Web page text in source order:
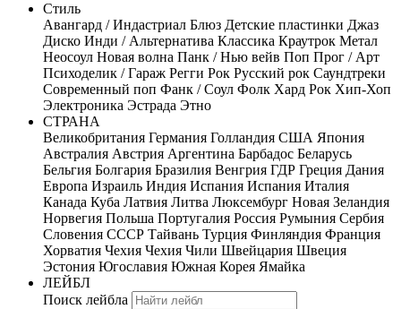
Стиль
Авангард / Индастриал Блюз Детские пластинки Джаз
Диско Инди / Альтернатива Классика Краутрок Метал
Неосоул Новая волна Панк / Нью вейв Поп Прог / Арт
Психоделик / Гараж Регги Рок Русский рок Саундтреки
Современный поп Фанк / Соул Фолк Хард Рок Хип-Хоп
Электроника Эстрада Этно
СТРАНА
Великобритания Германия Голландия США Япония
Австралия Австрия Аргентина Барбадос Беларусь
Бельгия Болгария Бразилия Венгрия ГДР Греция Дания
Европа Израиль Индия Испания Испания Италия
Канада Куба Латвия Литва Люксембург Новая Зеландия
Норвегия Польша Португалия Россия Румыния Сербия
Словения СССР Тайвань Турция Финляндия Франция
Хорватия Чехия Чехия Чили Швейцария Швеция
Эстония Югославия Южная Корея Ямайка
ЛЕЙБЛ
Поиск лейбла